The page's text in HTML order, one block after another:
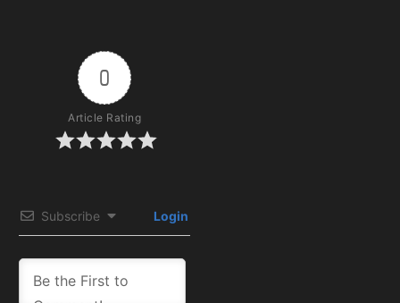
0
Article Rating
Subscribe Login